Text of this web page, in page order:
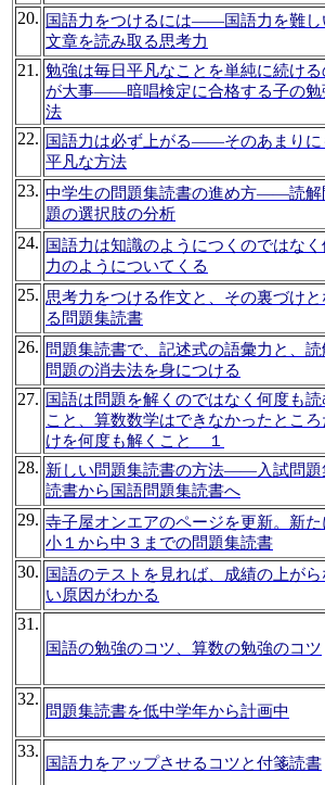
20.
国語力をつけるには――国語力を難し
文章を読み取る思考力
21. 勉強は毎日平凡なことを単純に続ける
が大事――暗唱検定に合格する子の勉
法
22.
国語力は必ず上がる――そのあまりに
平凡な方法
23. 中学生の問題集読書の進め方――読解
題の選択肢の分析
24.
国語力は知識のようにつくのではなく
力のようについてくる
25. 思考力をつける作文と、その裏づけと
る問題集読書
26. 問題集読書で、記述式の語彙力と、読
問題の消去法を身につける
27.
国語は問題を解くのではなく何度も読
こと、算数数学はできなかったところ
けを何度も解くこと １
28. 新しい問題集読書の方法――入試問題
読書から国語問題集読書へ
29. 寺子屋オンエアのページを更新。新た
小１から中３までの問題集読書
30.
国語のテストを見れば、成績の上がら
い原因がわかる
31.
国語の勉強のコツ、算数の勉強のコツ
32.
問題集読書を低中学年から計画中
33.
国語力をアップさせるコツと付箋読書